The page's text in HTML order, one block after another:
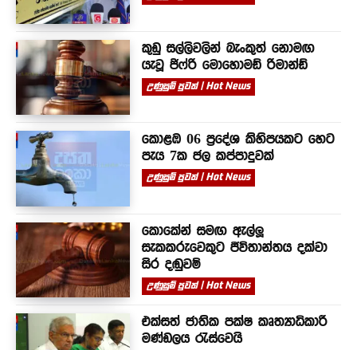
කුඩු සල්ලිවලින් බැංකුත් නොමඟ
යැවූ ජිෆ්රි මොහොමඩ් රිමාන්ඩ්
උණුසුම් පුවත් | Hot News
කොළඹ 06 ප්‍රදේශ කිහිපයකට හෙට
පැය 7ක ජල කප්පාදුවක්
උණුසුම් පුවත් | Hot News
කොකේන් සමඟ ඇල්ලූ
සැකකරුවෙකුට ජීවිතාන්තය දක්වා
සිර දඬුවම්
උණුසුම් පුවත් | Hot News
එක්සත් ජාතික පක්ෂ කෘත්‍යාධිකාරී
මණ්ඩලය රැස්වෙයි